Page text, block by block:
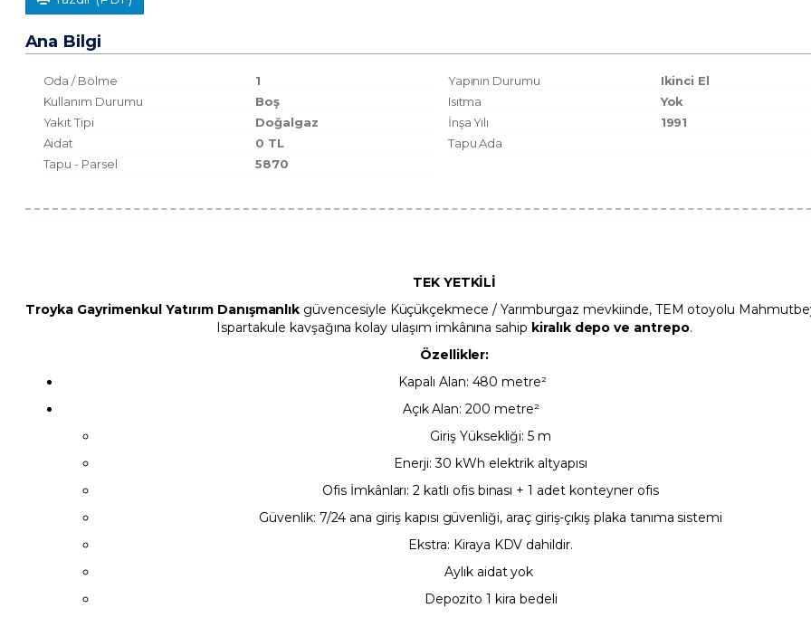
Ana Bilgi
Oda / Bölme 1 Yapının Durumu
Ikinci El
Kullanım Durumu
Boş Isıtma
Yok
Yakıt Tipi
Doğalgaz İnşa Yılı
1991
Aidat
0 TL
Tapu Ada
Tapu - Parsel
5870
TEK YETKİLİ
Troyka Gayrimenkul Yatırım Danışmanlık güvencesiyle Küçükçekmece / Yarımburgaz mevkiinde, TEM otoyolu
Ispartakule kavşağına kolay ulaşım imkânına sahip kiralık depo ve antrepo.
Özellikler:
Kapalı Alan: 480 metre²
Açık Alan: 200 metre²
Giriş Yüksekliği: 5 m
Enerji: 30 kWh elektrik altyapısı
Ofis İmkânları: 2 katlı ofis binası + 1 adet konteyner ofis
Güvenlik: 7/24 ana giriş kapısı güvenliği, araç giriş-çıkış plaka tanıma sistemi
Ekstra: Kiraya KDV dahildir.
Aylık aidat yok
Depozito 1 kira bedeli